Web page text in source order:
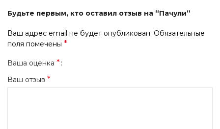
Будьте первым, кто оставил отзыв на “Пачули”
Ваш адрес email не будет опубликован. Обязательные
поля помечены *
Ваша оценка *
Ваш отзыв *